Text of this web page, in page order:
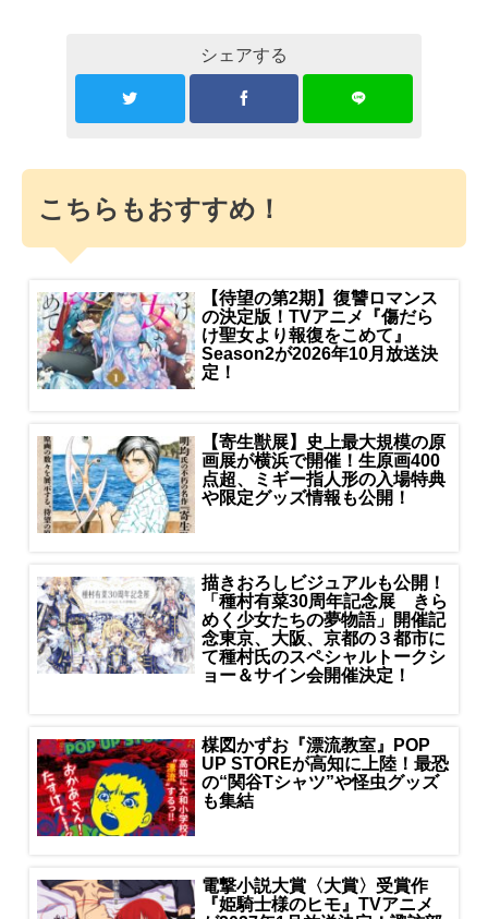
シェアする
こちらもおすすめ！
【待望の第2期】復讐ロマンス
の決定版！TVアニメ『傷だら
け聖女より報復をこめて』
Season2が2026年10月放送決
定！
【寄生獣展】史上最大規模の原
画展が横浜で開催！生原画400
点超、ミギー指人形の入場特典
や限定グッズ情報も公開！
描きおろしビジュアルも公開！
「種村有菜30周年記念展 きら
めく少女たちの夢物語」開催記
念東京、大阪、京都の３都市に
て種村氏のスペシャルトークシ
ョー＆サイン会開催決定！
楳図かずお『漂流教室』POP
UP STOREが高知に上陸！最恐
の“関谷Tシャツ”や怪虫グッズ
も集結
電撃小説大賞〈大賞〉受賞作
『姫騎士様のヒモ』TVアニメ